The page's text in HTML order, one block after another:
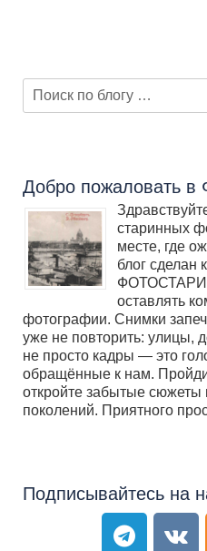
Добро пожаловать в
старинных
месте, где
блог сделан
оставлять
фотографии. Снимки
уже не повторить: улицы,
не просто кадры — это
обращённые к нам.
откройте забытые сюжеты
поколений. Приятного
Подписывайтесь на